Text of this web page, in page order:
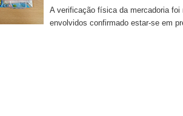
A verificação física da mercadoria foi
envolvidos confirmado estar-se em